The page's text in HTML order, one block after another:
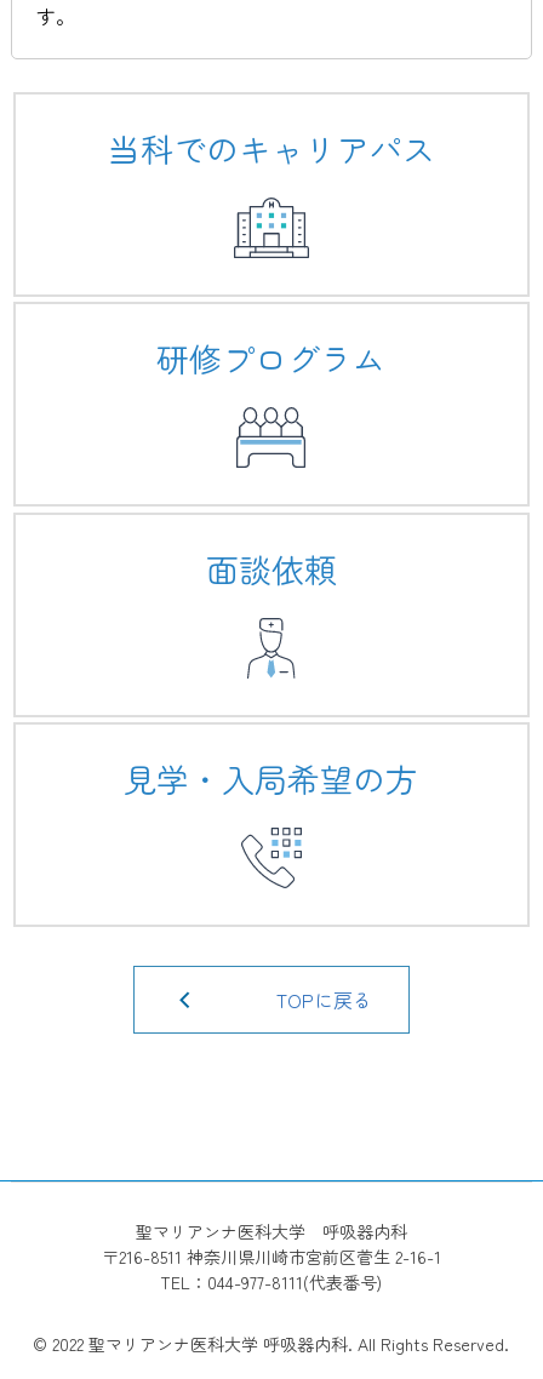
す。
当科でのキャリアパス
研修プログラム
面談依頼
見学・入局希望の方
TOPに戻る
聖マリアンナ医科大学 呼吸器内科
〒216-8511 神奈川県川崎市宮前区菅生 2-16-1
TEL：044-977-8111(代表番号)
© 2022 聖マリアンナ医科大学 呼吸器内科. All Rights Reserved.